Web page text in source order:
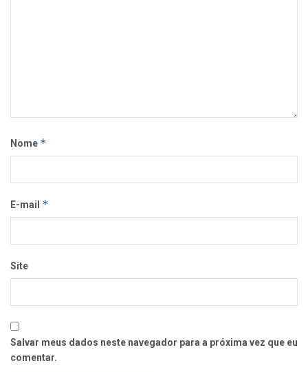
Nome *
E-mail *
Site
Salvar meus dados neste navegador para a próxima vez que eu
comentar.